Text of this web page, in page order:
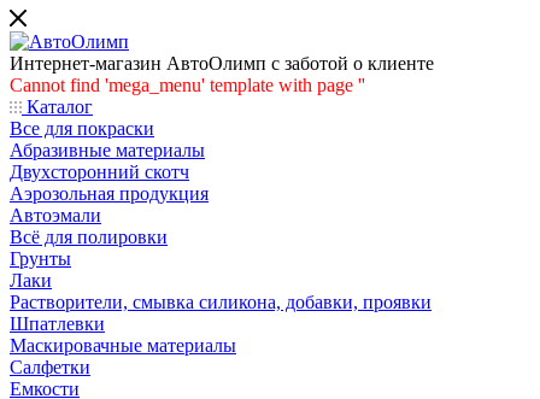
Интернет-магазин АвтоОлимп с заботой о клиенте
Cannot find 'mega_menu' template with page ''
Каталог
Все для покраски
Абразивные материалы
Двухсторонний скотч
Аэрозольная продукция
Автоэмали
Всё для полировки
Грунты
Лаки
Растворители, смывка силикона, добавки, проявки
Шпатлевки
Маскировачные материалы
Салфетки
Емкости